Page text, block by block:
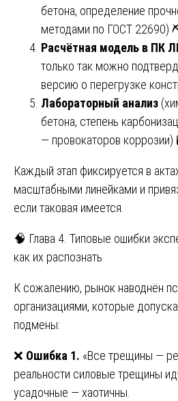
бетона, определение
методами по ГОСТ 22690)
Расчётная модель в ПК
только так можно
версию о перегрузке
Лабораторный анализ
бетона, степень
— провокаторов коррозии)
Каждый этап фиксируется в
масштабными линейками и
если таковая имеется.
🧠 Глава 4. Типовые ошибки
как их распознать
К сожалению, рынок наводнён
организациями, которые
подмены:
❌ Ошибка 1. «Все трещины —
реальности силовые трещины
усадочные — хаотичны.